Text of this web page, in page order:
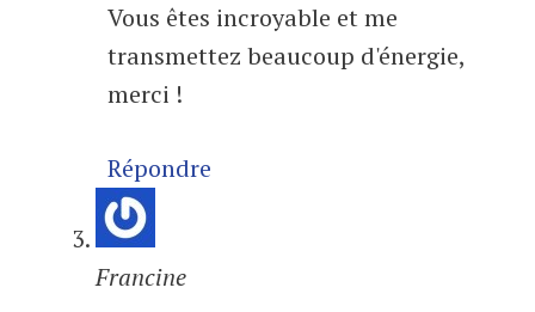
Vous êtes incroyable et me
transmettez beaucoup d'énergie,
merci !
Répondre
Francine